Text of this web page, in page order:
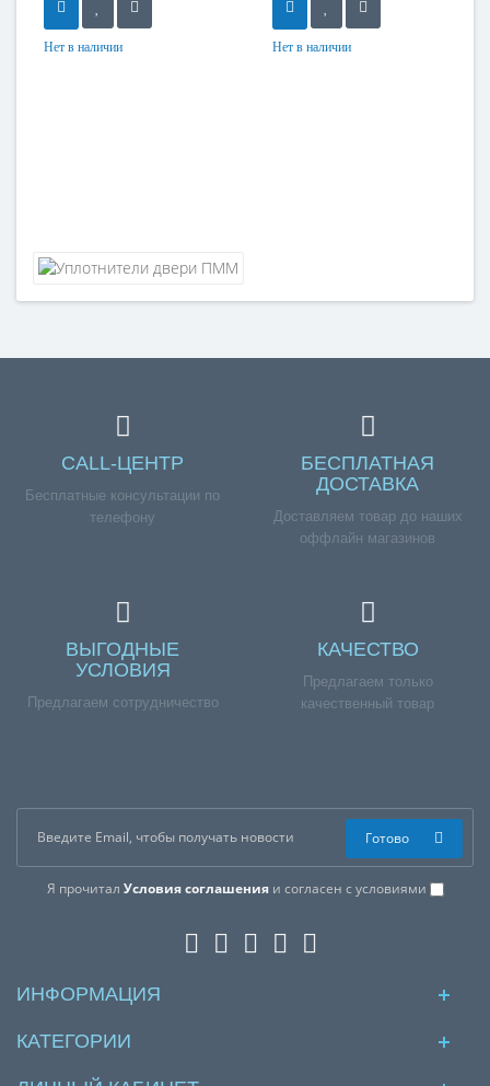
Нет в наличии Нет в наличии
CALL-ЦЕНТР
Бесплатные консультации по
телефону
БЕСПЛАТНАЯ
ДОСТАВКА
Доставляем товар до наших
оффлайн магазинов
ВЫГОДНЫЕ
УСЛОВИЯ
Предлагаем сотрудничество
КАЧЕСТВО
Предлагаем только
качественный товар
Я прочитал Условия соглашенияи согласен с условиями
Готово
ИНФОРМАЦИЯ
КАТЕГОРИИ